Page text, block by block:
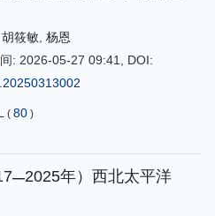
胡筱敏 杨恩
: 2026-05-27 09:41
DOI:
( 80 )
—2025年）西北太平洋